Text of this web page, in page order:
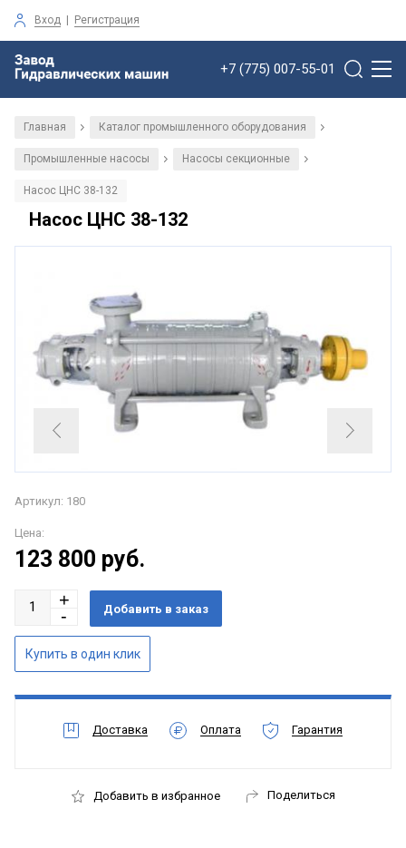
Вход | Регистрация
+7 (775) 007-55-01
Главная / Каталог промышленного оборудования /
Промышленные насосы / Насосы секционные /
Насос ЦНС 38-132
Насос ЦНС 38-132
Артикул: 180
Цена:
123 800 руб.
Доставка Оплата Гарантия
Добавить в избранное Поделиться